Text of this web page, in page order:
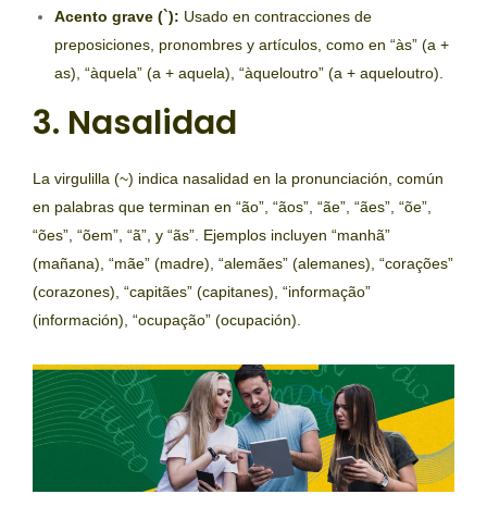
Acento grave (`): Usado en contracciones de
preposiciones, pronombres y artículos, como en “às” (a +
as), “àquela” (a + aquela), “àqueloutro” (a + aqueloutro).
3. Nasalidad
La virgulilla (~) indica nasalidad en la pronunciación, común
en palabras que terminan en “ão”, “ãos”, “ãe”, “ães”, “õe”,
“ões”, “õem”, “ã”, y “ãs”. Ejemplos incluyen “manhã”
(mañana), “mãe” (madre), “alemães” (alemanes), “corações”
(corazones), “capitães” (capitanes), “informação”
(información), “ocupação” (ocupación).